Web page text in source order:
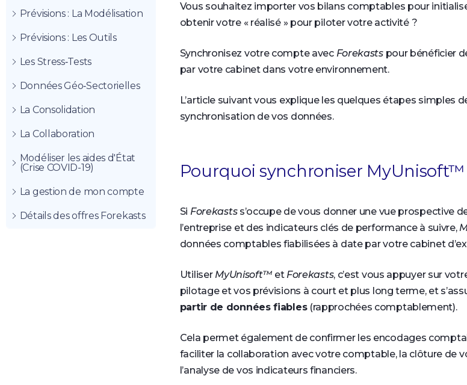
Prévisions : La Modélisation
Prévisions : Les Outils
Les Stress‑Tests
Données Géo‑Sectorielles
La Consolidation
La Collaboration
Modéliser les aides d'État
(Crise COVID-19)
La gestion de mon compte
Détails des offres Forekasts
Vous souhaitez importer vos bilans comptables pour
obtenir votre « réalisé » pour piloter votre activité ?
Synchronisez votre compte avec Forekastspour bénéficier
par votre cabinet dans votre environnement.
L’article suivant vous explique les quelques étapes simples
synchronisation de vos données.
Pourquoi synchroniser MyUnisoft™
Si Forekastss’occupe de vous donner une vue prospective
l’entreprise et des indicateurs clés de performance à suivre,
données comptables fiabilisées à date par votre cabinet
Utiliser MyUnisoft™ et Forekasts, c’est vous appuyer sur
pilotage et vos prévisions à court et plus long terme, et
partir de données fiables(rapprochées comptablement).
Cela permet également de confirmer les encodages
faciliter la collaboration avec votre comptable, la clôture de
l’analyse de vos indicateurs financiers.